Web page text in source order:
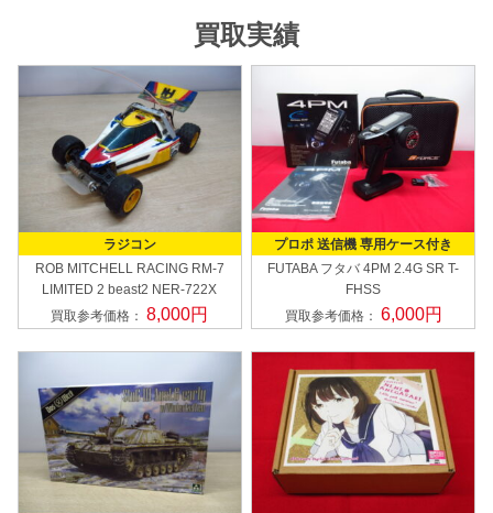
買取実績
ラジコン
ROB MITCHELL RACING RM-7
LIMITED 2 beast2 NER-722X
買取参考価格：8,000円
プロポ 送信機 専用ケース付き
FUTABA フタバ 4PM 2.4G SR T-
FHSS
買取参考価格： 6,000円